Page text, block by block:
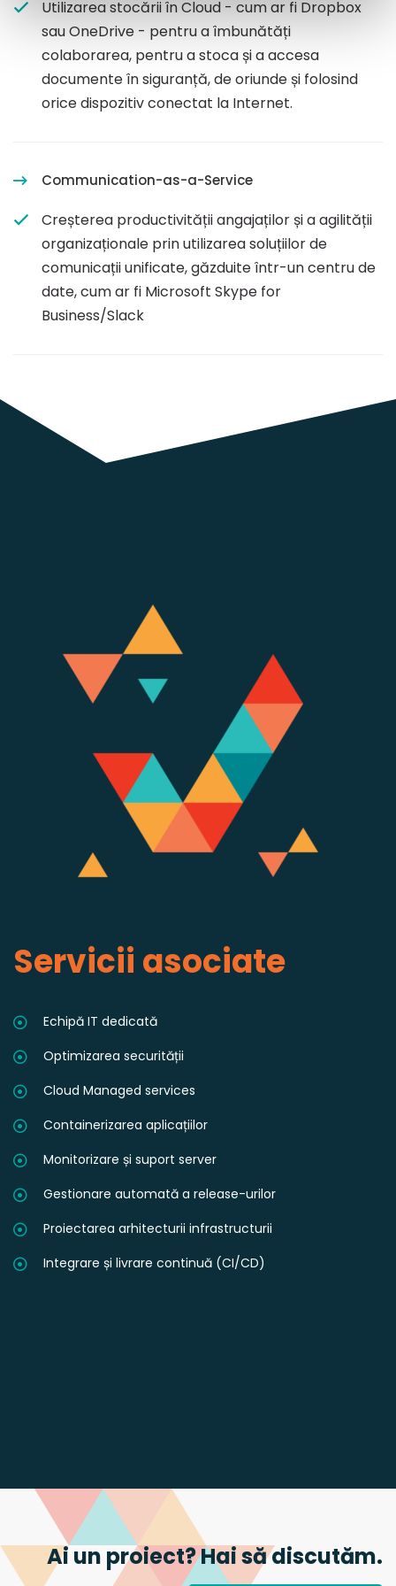
Utilizarea stocării în Cloud - cum ar fi Dropbox
sau OneDrive - pentru a îmbunătăți
colaborarea, pentru a stoca și a accesa
documente în siguranță, de oriunde și folosind
orice dispozitiv conectat la Internet.
Communication-as-a-Service
Creșterea productivității angajaților și a agilității
organizaționale prin utilizarea soluțiilor de
comunicații unificate, găzduite într-un centru de
date, cum ar fi Microsoft Skype for
Business/Slack
Servicii asociate
Echipă IT dedicată
Optimizarea securității
Cloud Managed services
Containerizarea aplicațiilor
Monitorizare și suport server
Gestionare automată a release-urilor
Proiectarea arhitecturii infrastructurii
Integrare și livrare continuă (CI/CD)
Ai un proiect? Hai să discutăm.